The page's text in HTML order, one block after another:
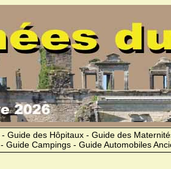
Guide des Hôpitaux - Guide des
Campings - Guide Automobiles